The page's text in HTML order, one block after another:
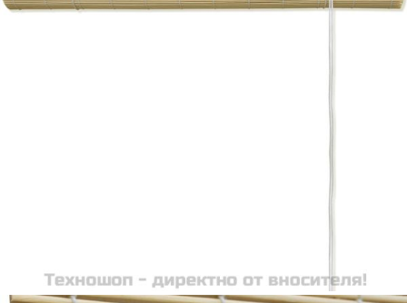
Грижа и поддръжка:
Почиствайте с кърпа или четка за прах